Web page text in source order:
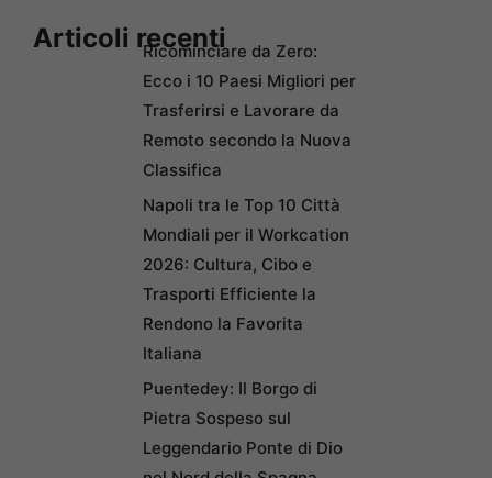
Articoli recentiRicominciare da Zero:
Ecco i 10 Paesi Migliori per
Trasferirsi e Lavorare da
Remoto secondo la Nuova
Classifica
Napoli tra le Top 10 Città
Mondiali per il Workcation
2026: Cultura, Cibo e
Trasporti Efficiente la
Rendono la Favorita
Italiana
Puentedey: Il Borgo di
Pietra Sospeso sul
Leggendario Ponte di Dio